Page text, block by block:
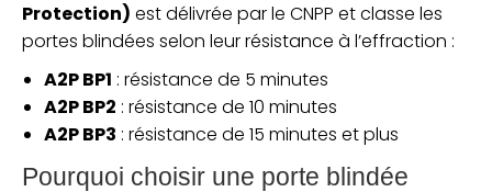
Protection) est délivrée par le CNPP et classe les
portes blindées selon leur résistance à l’effraction :
A2P BP1 : résistance de 5 minutes
A2P BP2 : résistance de 10 minutes
A2P BP3 : résistance de 15 minutes et plus
Pourquoi choisir une porte blindée